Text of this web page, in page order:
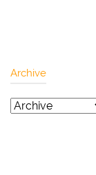
Archive